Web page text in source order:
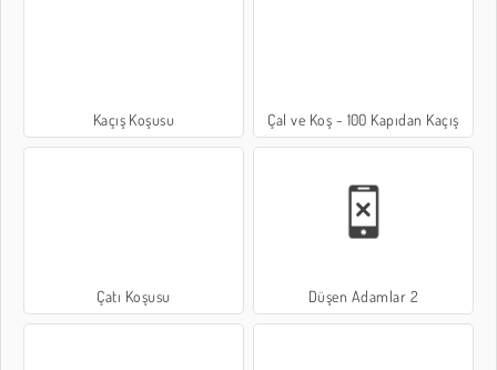
Kaçış Koşusu Çal ve Koş - 100 Kapıdan Kaçış
Çatı Koşusu Düşen Adamlar 2